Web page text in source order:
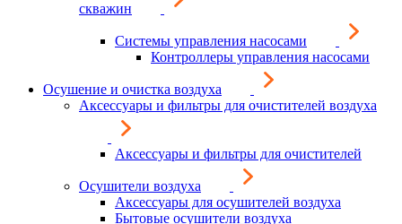
скважин
Системы управления насосами
Контроллеры управления насосами
Осушение и очистка воздуха
Аксессуары и фильтры для очистителей воздуха
Аксессуары и фильтры для очистителей
Осушители воздуха
Аксессуары для осушителей воздуха
Бытовые осушители воздуха